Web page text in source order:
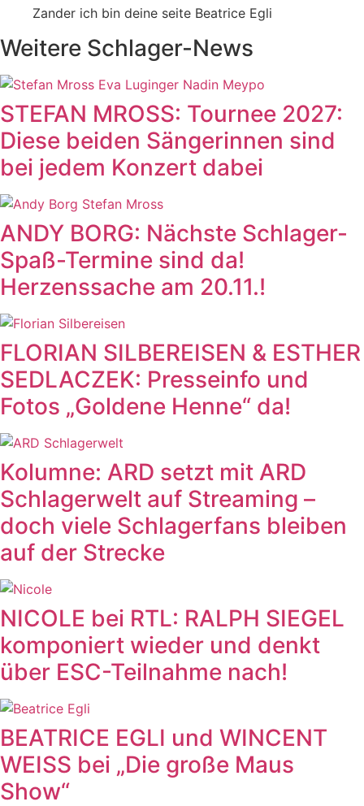
Zander ich bin deine seite Beatrice Egli
Weitere Schlager-News
STEFAN MROSS: Tournee 2027:
Diese beiden Sängerinnen sind
bei jedem Konzert dabei
ANDY BORG: Nächste Schlager-
Spaß-Termine sind da!
Herzenssache am 20.11.!
FLORIAN SILBEREISEN & ESTHER
SEDLACZEK: Presseinfo und
Fotos „Goldene Henne“ da!
Kolumne: ARD setzt mit ARD
Schlagerwelt auf Streaming –
doch viele Schlagerfans bleiben
auf der Strecke
NICOLE bei RTL: RALPH SIEGEL
komponiert wieder und denkt
über ESC-Teilnahme nach!
BEATRICE EGLI und WINCENT
WEISS bei „Die große Maus
Show“